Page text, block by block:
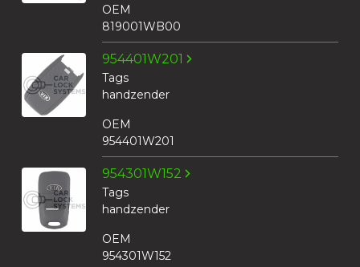
OEM
819001WB00
954401W201
Tags
handzender
OEM
954401W201
954301W152
Tags
handzender
OEM
954301W152